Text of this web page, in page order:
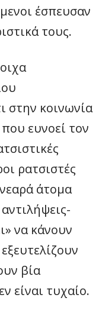
έσπευσαν
τους.
στην κοινωνία
ευνοεί τον
ρατσιστές
άτομα
να κάνουν
βία
είναι τυχαίο.